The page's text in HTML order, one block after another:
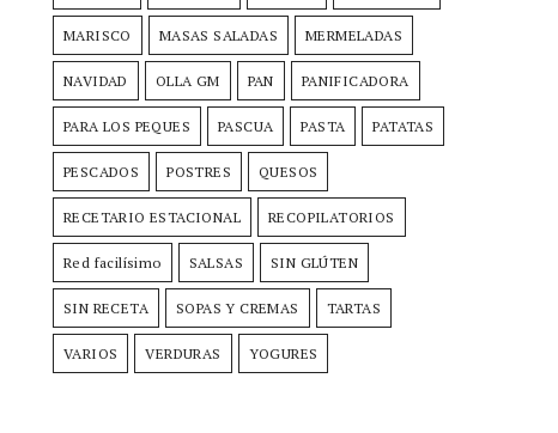
MARISCO MASAS SALADAS MERMELADAS
NAVIDAD OLLA GM PAN PANIFICADORA
PARA LOS PEQUES PASCUA PASTA PATATAS
PESCADOS POSTRES QUESOS
RECETARIO ESTACIONAL RECOPILATORIOS
Red facilísimo SALSAS SIN GLÚTEN
SIN RECETA SOPAS Y CREMAS TARTAS
VARIOS VERDURAS YOGURES